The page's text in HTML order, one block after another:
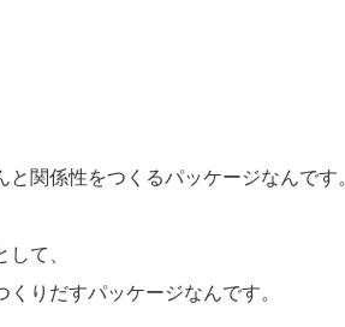
関係性をつくるパッケージなんです。
て、
りだすパッケージなんです。